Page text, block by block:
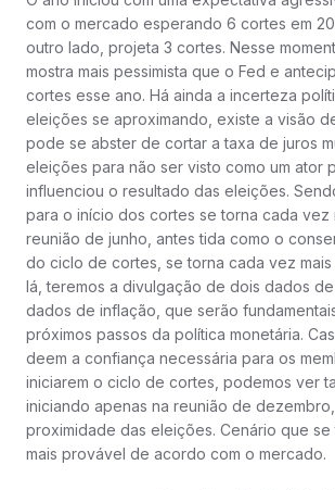
com o mercado esperando 6 cortes em
outro lado, projeta 3 cortes. Nesse
mostra mais pessimista que o Fed e
cortes esse ano. Há ainda a incerteza
eleições se aproximando, existe a visão
pode se abster de cortar a taxa de juros
eleições para não ser visto como um ator
influenciou o resultado das eleições.
para o início dos cortes se torna cada vez
reunião de junho, antes tida como o
do ciclo de cortes, se torna cada vez mais
lá, teremos a divulgação de dois dados
dados de inflação, que serão
próximos passos da política monetária.
deem a confiança necessária para os
iniciarem o ciclo de cortes, podemos ver
iniciando apenas na reunião de
proximidade das eleições. Cenário que
mais provável de acordo com o mercado.